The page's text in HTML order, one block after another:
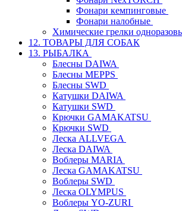
Фонари кемпинговые
Фонари налобные
Химические грелки
12. ТОВАРЫ ДЛЯ СОБАК
13. РЫБАЛКА
Блесны DAIWA
Блесны MEPPS
Блесны SWD
Катушки DAIWA
Катушки SWD
Крючки GAMAKATSU
Крючки SWD
Леска ALLVEGA
Леска DAIWA
Воблеры MARIA
Леска GAMAKATSU
Воблеры SWD
Леска OLYMPUS
Воблеры YO-ZURI